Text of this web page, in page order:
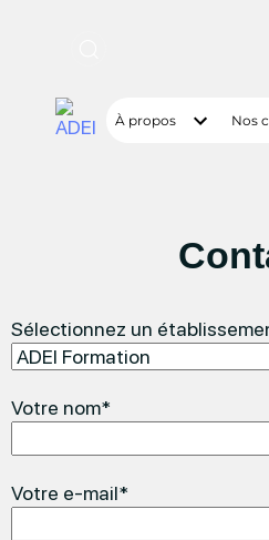
À propos Nos
Sélectionnez un
Votre nom*
Votre e-mail*